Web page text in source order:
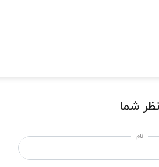
نظر شما
نام